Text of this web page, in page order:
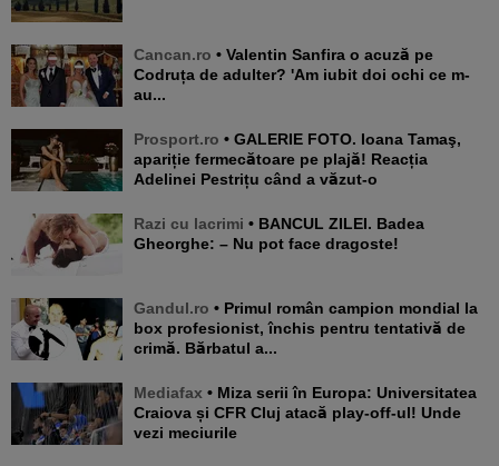
Cancan.ro • Valentin Sanfira o acuză pe
Codruța de adulter? 'Am iubit doi ochi ce m-
au...
Prosport.ro • GALERIE FOTO. Ioana Tamaş,
apariție fermecătoare pe plajă! Reacția
Adelinei Pestrițu când a văzut-o
Razi cu lacrimi • BANCUL ZILEI. Badea
Gheorghe: – Nu pot face dragoste!
Gandul.ro • Primul român campion mondial la
box profesionist, închis pentru tentativă de
crimă. Bărbatul a...
Mediafax • Miza serii în Europa: Universitatea
Craiova și CFR Cluj atacă play-off-ul! Unde
vezi meciurile